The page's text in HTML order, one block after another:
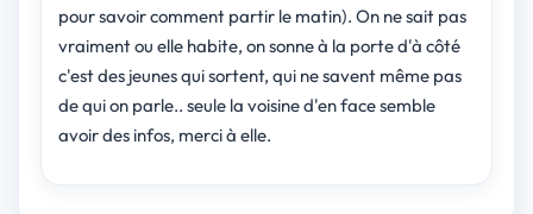
pour savoir comment partir le matin). On ne sait pas
vraiment ou elle habite, on sonne à la porte d'à côté
c'est des jeunes qui sortent, qui ne savent même pas
de qui on parle.. seule la voisine d'en face semble
avoir des infos, merci à elle.